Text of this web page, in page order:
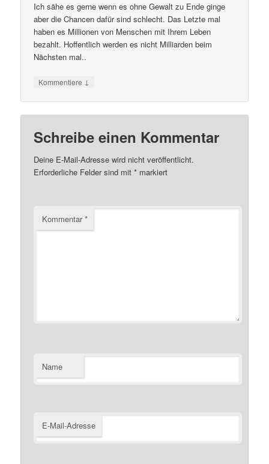
Ich sähe es gerne wenn es ohne Gewalt zu Ende ginge
aber die Chancen dafür sind schlecht. Das Letzte mal
haben es Millionen von Menschen mit Ihrem Leben
bezahlt. Hoffentlich werden es nicht Milliarden beim
Nächsten mal..
Kommentiere ↓
Schreibe einen Kommentar
Deine E-Mail-Adresse wird nicht veröffentlicht.
Erforderliche Felder sind mit* markiert
Kommentar*
Name
E-Mail-Adresse